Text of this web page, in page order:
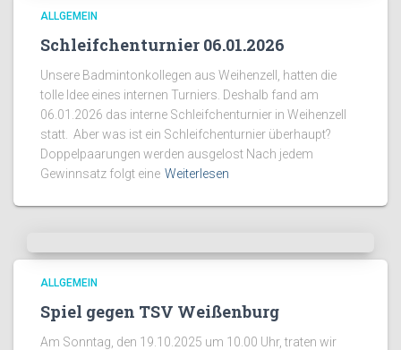
ALLGEMEIN
Schleifchenturnier 06.01.2026
Unsere Badmintonkollegen aus Weihenzell, hatten die
tolle Idee eines internen Turniers. Deshalb fand am
06.01.2026 das interne Schleifchenturnier in Weihenzell
statt. Aber was ist ein Schleifchenturnier überhaupt?
Doppelpaarungen werden ausgelost Nach jedem
Gewinnsatz folgt eine Weiterlesen
ALLGEMEIN
Spiel gegen TSV Weißenburg
Am Sonntag, den 19.10.2025 um 10.00 Uhr, traten wir